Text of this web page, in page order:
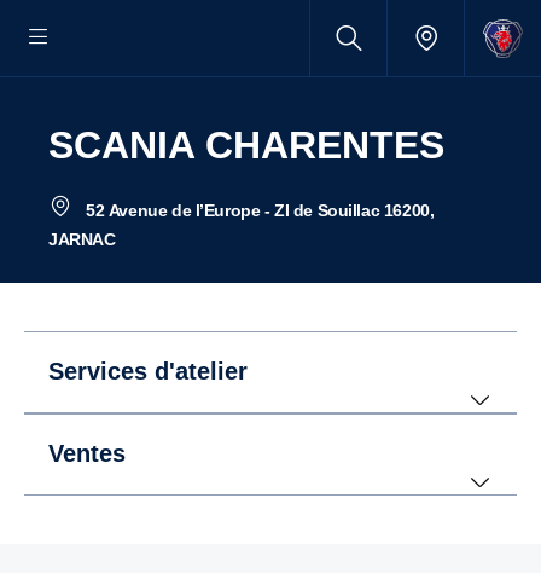
SCANIA CHARENTES
52 Avenue de l’Europe - ZI de Souillac 16200,
JARNAC
Services d'atelier
Ventes